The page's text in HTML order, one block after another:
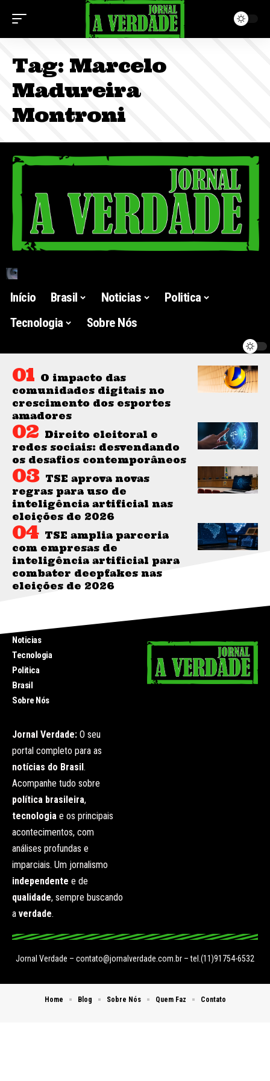
Tag: Marcelo
Madureira
Montroni
Início Brasil Noticias
Politica
Tecnologia
Sobre Nós
O impacto das
comunidades digitais no
crescimento dos esportes
amadores
Direito eleitoral e
redes sociais: desvendando
os desafios contemporâneos
TSE aprova novas
regras para uso de
inteligência artificial nas
eleições de 2026
TSE amplia parceria
com empresas de
inteligência artificial para
combater deepfakes nas
eleições de 2026
Noticias
Tecnologia
Politica
Brasil
Sobre Nós
Jornal Verdade: O seu
portal completo para as
notícias do Brasil.
Acompanhe tudo sobre
política brasileira,
tecnologia e os principais
acontecimentos, com
análises profundas e
imparciais. Um jornalismo
independente e de
qualidade, sempre buscando
a verdade.
Jornal Verdade – contato@jornalverdade.com.br – tel.(11)91754-6532
Home Blog Sobre Nós Quem Faz Contato